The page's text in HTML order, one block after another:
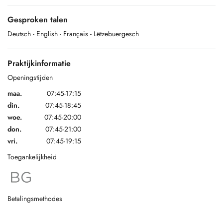
Gesproken talen
Deutsch - English - Français - Lëtzebuergesch
Praktijkinformatie
Openingstijden
maa.
07:45-17:15
din.
07:45-18:45
woe.
07:45-20:00
don.
07:45-21:00
vri.
07:45-19:15
Toegankelijkheid
Betalingsmethodes